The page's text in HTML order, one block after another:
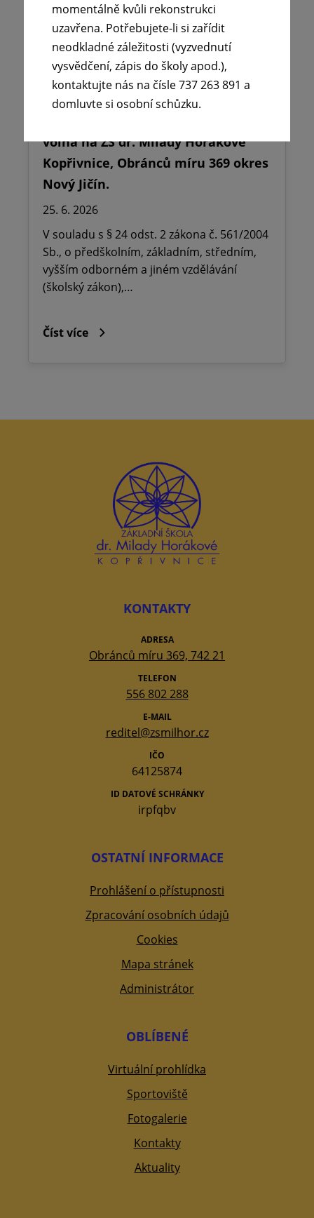
volna na ZŠ dr. Milady Horákové
Kopřivnice, Obránců míru 369 okres
Nový Jičín.
25. 6. 2026
V souladu s § 24 odst. 2 zákona č. 561/2004
Sb., o předškolním, základním, středním,
vyšším odborném a jiném vzdělávání
(školský zákon),…
Číst více
KONTAKTY
ADRESA
Obránců míru 369, 742 21
TELEFON
556 802 288
E-MAIL
reditel@zsmilhor.cz
IČO
64125874
ID DATOVÉ SCHRÁNKY
irpfqbv
OSTATNÍ INFORMACE
Prohlášení o přístupnosti
Zpracování osobních údajů
Cookies
Mapa stránek
Administrátor
OBLÍBENÉ
Virtuální prohlídka
Sportoviště
Fotogalerie
Kontakty
Aktuality
momentálně kvůli rekonstrukci
uzavřena. Potřebujete-li si zařídit
neodkladné záležitosti (vyzvednutí
vysvědčení, zápis do školy apod.),
kontaktujte nás na čísle 737 263 891 a
domluvte si osobní schůzku.